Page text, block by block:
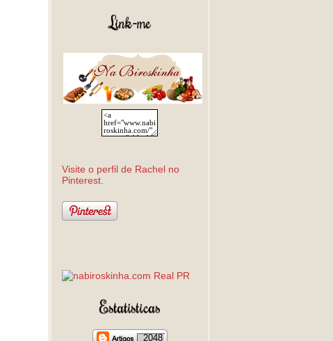
Link-me
Visite o perfil de Rachel no
Pinterest.
Estatísticas
2048